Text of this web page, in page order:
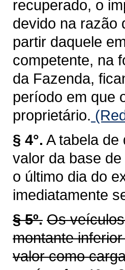
recuperado, o
devido na razão
partir daquele
competente, na
da Fazenda,
período em que
proprietário.
§ 4°. A tabela
valor da base
o último dia do
imediatamente
§ 5º. Os
montante
valor como